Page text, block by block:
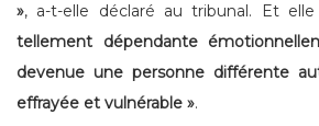
», a-t-elle déclaré au tribunal. Et
tellement dépendante
devenue une personne différente
effrayée et vulnérable ».